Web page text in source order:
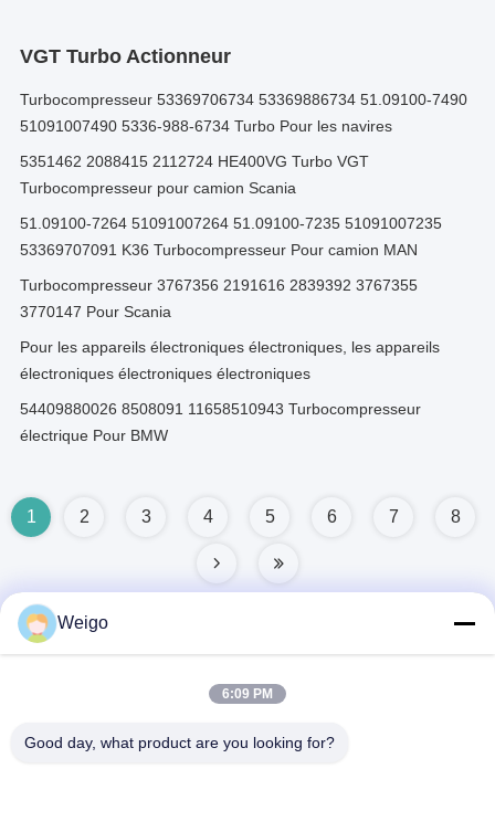
VGT Turbo Actionneur
Turbocompresseur 53369706734 53369886734 51.09100-7490
51091007490 5336-988-6734 Turbo Pour les navires
5351462 2088415 2112724 HE400VG Turbo VGT
Turbocompresseur pour camion Scania
51.09100-7264 51091007264 51.09100-7235 51091007235
53369707091 K36 Turbocompresseur Pour camion MAN
Turbocompresseur 3767356 2191616 2839392 3767355
3770147 Pour Scania
Pour les appareils électroniques électroniques, les appareils
électroniques électroniques électroniques
54409880026 8508091 11658510943 Turbocompresseur
électrique Pour BMW
1 2 3 4 5 6 7 8
Adresse
Weigo
6:09 PM
Good day, what product are you looking for?